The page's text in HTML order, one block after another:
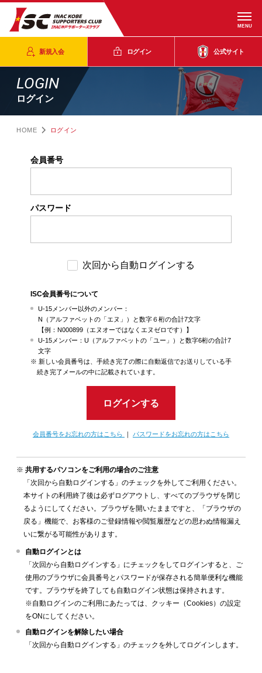
MENU
新規入会 ログイン 公式サイト
LOGIN
ログイン
HOME ログイン
会員番号
パスワード
次回から自動ログインする
ISC会員番号について
U-15メンバー以外のメンバー：
N（アルファベットの「エヌ」）と数字６桁の合計7文字
【例：N000899（エヌオーではなくエヌゼロです）】
U-15メンバー：U（アルファベットの「ユー」）と数字6桁の合計7
文字
新しい会員番号は、手続き完了の際に自動返信でお送りしている手
続き完了メールの中に記載されています。
ログインする
会員番号をお忘れの方はこちら パスワードをお忘れの方はこちら
共用するパソコンをご利用の場合のご注意
「次回から自動ログインする」のチェックを外してご利用ください。
本サイトの利用終了後は必ずログアウトし、すべてのブラウザを閉じ
るようにしてください。ブラウザを開いたままですと、「ブラウザの
戻る」機能で、お客様のご登録情報や閲覧履歴などの思わぬ情報漏え
いに繋がる可能性があります。
自動ログインとは
「次回から自動ログインする」にチェックをしてログインすると、ご
使用のブラウザに会員番号とパスワードが保存される簡単便利な機能
です。ブラウザを終了しても自動ログイン状態は保持されます。
※自動ログインのご利用にあたっては、クッキー（Cookies）の設定
をONにしてください。
自動ログインを解除したい場合
「次回から自動ログインする」のチェックを外してログインします。